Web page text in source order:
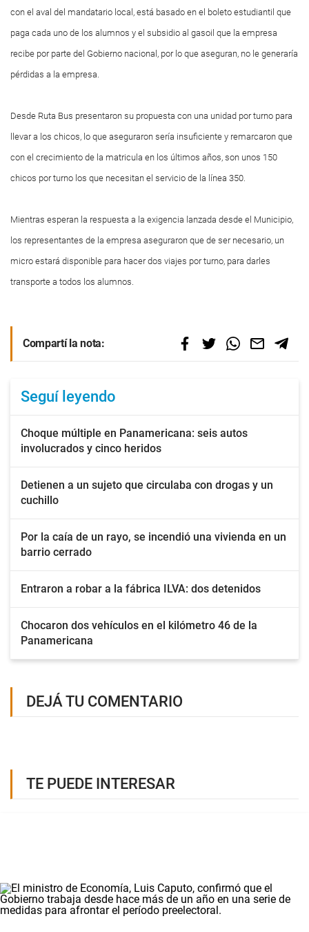
con el aval del mandatario local, está basado en el boleto estudiantil que
paga cada uno de los alumnos y el subsidio al gasoil que la empresa
recibe por parte del Gobierno nacional, por lo que aseguran, no le generaría
pérdidas a la empresa.
Desde Ruta Bus presentaron su propuesta con una unidad por turno para
llevar a los chicos, lo que aseguraron sería insuficiente y remarcaron que
con el crecimiento de la matricula en los últimos años, son unos 150
chicos por turno los que necesitan el servicio de la línea 350.
Mientras esperan la respuesta a la exigencia lanzada desde el Municipio,
los representantes de la empresa aseguraron que de ser necesario, un
micro estará disponible para hacer dos viajes por turno, para darles
transporte a todos los alumnos.
Compartí la nota:
Seguí leyendo
Choque múltiple en Panamericana: seis autos
involucrados y cinco heridos
Detienen a un sujeto que circulaba con drogas y un
cuchillo
Por la caía de un rayo, se incendió una vivienda en un
barrio cerrado
Entraron a robar a la fábrica ILVA: dos detenidos
Chocaron dos vehículos en el kilómetro 46 de la
Panamericana
DEJÁ TU COMENTARIO
TE PUEDE INTERESAR